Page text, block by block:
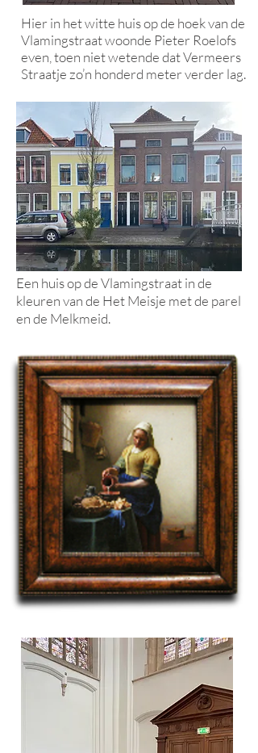
Hier in het witte huis op de hoek van de
Vlamingstraat woonde Pieter Roelofs
even, toen niet wetende dat Vermeers
Straatje zo’n honderd meter verder lag.
Een huis op de Vlamingstraat in de
kleuren van de Het Meisje met de parel
en de Melkmeid.